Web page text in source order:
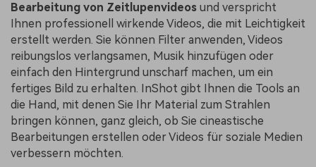
Bearbeitung von Zeitlupenvideos und verspricht
Ihnen professionell wirkende Videos, die mit Leichtigkeit
erstellt werden. Sie können Filter anwenden, Videos
reibungslos verlangsamen, Musik hinzufügen oder
einfach den Hintergrund unscharf machen, um ein
fertiges Bild zu erhalten. InShot gibt Ihnen die Tools an
die Hand, mit denen Sie Ihr Material zum Strahlen
bringen können, ganz gleich, ob Sie cineastische
Bearbeitungen erstellen oder Videos für soziale Medien
verbessern möchten.